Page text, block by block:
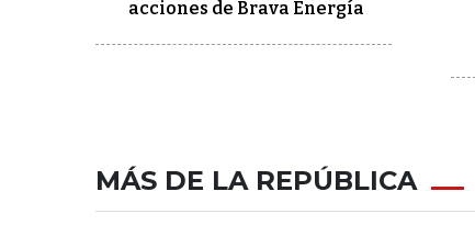
acciones de Brava Energía
MÁS DE LA REPÚBLICA